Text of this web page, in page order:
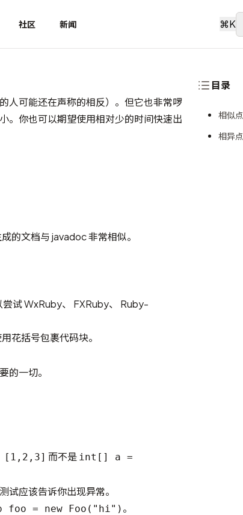
社区 新闻 ⌘K
人可能还在声称的相反）。但它也非常啰
。你也可以期望使用相对少的时间快速出
的文档与 javadoc 非常相似。
尝试WxRuby、 FXRuby、 Ruby-
花括号包裹代码块。
的一切。
[1,2,3] 而不是 int[] a =
试应该告诉你出现异常。
foo = new Foo("hi") 。
目录
相似点
相异点